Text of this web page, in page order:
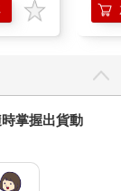
掌握出貨動